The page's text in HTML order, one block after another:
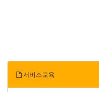
서비스교육